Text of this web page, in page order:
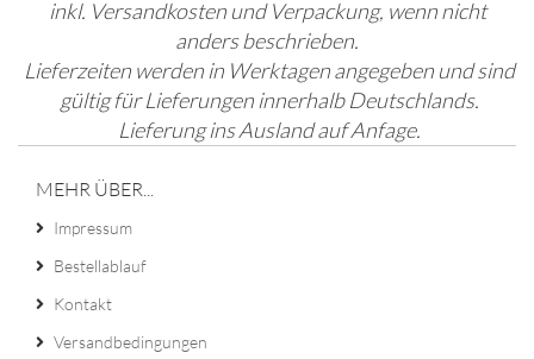
inkl. Versandkosten und Verpackung, wenn nicht
anders beschrieben.
Lieferzeiten werden in Werktagen angegeben und sind
gültig für Lieferungen innerhalb Deutschlands.
Lieferung ins Ausland auf Anfage.
MEHR ÜBER...
Impressum
Bestellablauf
Kontakt
Versandbedingungen